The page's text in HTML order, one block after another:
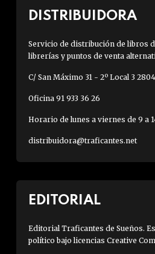
DISTRIBUIDORA
Servicio de distribución de libros
librerías y puntos de venta
C/ San Máximo 31 - 2º Local 3
Oficina 91 933 36 26
Horario de lunes a viernes de 9 a
distribuidora@traficantes.net
EDITORIAL
Editorial Traficantes de Sueños.
político bajo licencias Creative